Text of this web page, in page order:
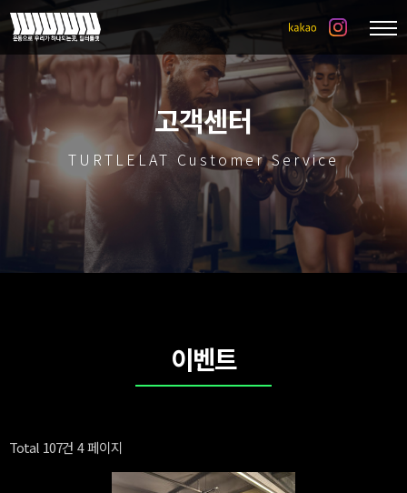
고객센터
TURTLELAT Customer Service
이벤트
Total 107건 4 페이지